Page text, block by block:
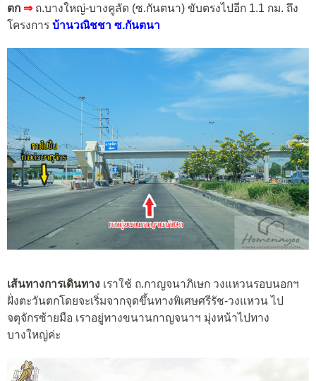
ตก ⇒ถ.บางใหญ่-บางคูลัด (ซ.กันตนา) ขับตรงไปอีก 1.1 กม. ถึง
โครงการ บ้านวณิชชา ซ.กันตนา
เส้นทางการเดินทาง เราใช้ ถ.กาญจนาภิเษก วงแหวนรอบนอกฯ
ฝั่งตะวันตกโดยจะเริ่มจากจุดขึ้นทางพิเศษศรีรัช-วงแหวน ไป
จตุจักรซ้ายมือ เราอยู่ทางขนานกาญจนาฯ มุ่งหน้าไปทาง
บางใหญ่ค่ะ